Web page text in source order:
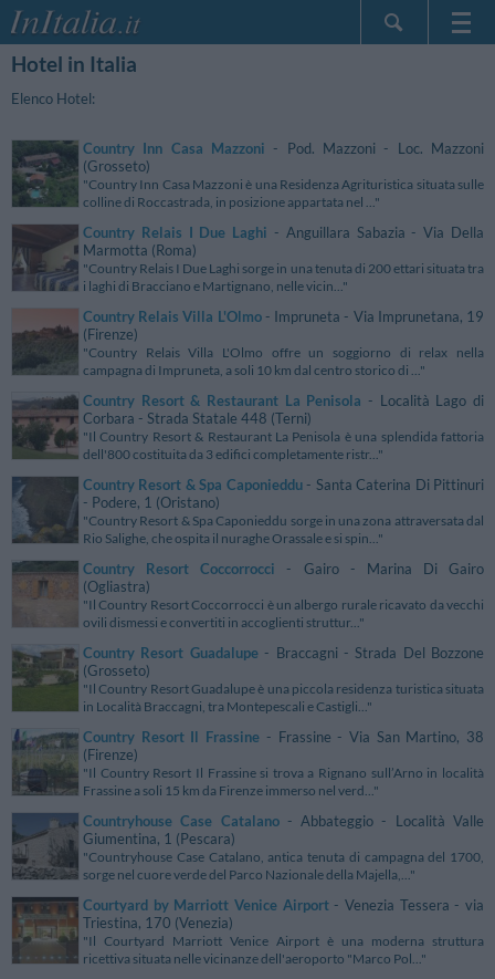
Hotel in Italia
Elenco Hotel:
Country Inn Casa Mazzoni - Pod. Mazzoni - Loc. Mazzoni
(Grosseto)
"Country Inn Casa Mazzoni è una Residenza Agrituristica situata sulle
colline di Roccastrada, in posizione appartata nel ..."
Country Relais I Due Laghi - Anguillara Sabazia - Via Della
Marmotta (Roma)
"Country Relais I Due Laghi sorge in una tenuta di 200 ettari situata tra
i laghi di Bracciano e Martignano, nelle vicin..."
Country Relais Villa L'Olmo- Impruneta - Via Imprunetana, 19
(Firenze)
"Country Relais Villa L'Olmo offre un soggiorno di relax nella
campagna di Impruneta, a soli 10 km dal centro storico di ..."
Country Resort & Restaurant La Penisola - Località Lago di
Corbara - Strada Statale 448 (Terni)
"Il Country Resort & Restaurant La Penisola è una splendida fattoria
dell'800 costituita da 3 edifici completamente ristr..."
Country Resort & Spa Caponieddu- Santa Caterina Di Pittinuri
- Podere, 1 (Oristano)
"Country Resort & Spa Caponieddu sorge in una zona attraversata dal
Rio Salighe, che ospita il nuraghe Orassale e si spin..."
Country Resort Coccorrocci - Gairo - Marina Di Gairo
(Ogliastra)
"Il Country Resort Coccorrocci è un albergo rurale ricavato da vecchi
ovili dismessi e convertiti in accoglienti struttur..."
Country Resort Guadalupe- Braccagni - Strada Del Bozzone
(Grosseto)
"Il Country Resort Guadalupe è una piccola residenza turistica situata
in Località Braccagni, tra Montepescali e Castigli..."
Country Resort Il Frassine - Frassine - Via San Martino, 38
(Firenze)
"Il Country Resort Il Frassine si trova a Rignano sull’Arno in località
Frassine a soli 15 km da Firenze immerso nel verd..."
Countryhouse Case Catalano- Abbateggio - Località Valle
Giumentina, 1 (Pescara)
"Countryhouse Case Catalano, antica tenuta di campagna del 1700,
sorge nel cuore verde del Parco Nazionale della Majella,..."
Courtyard by Marriott Venice Airport- Venezia Tessera - via
Triestina, 170 (Venezia)
"Il Courtyard Marriott Venice Airport è una moderna struttura
ricettiva situata nelle vicinanze dell'aeroporto "Marco Pol..."